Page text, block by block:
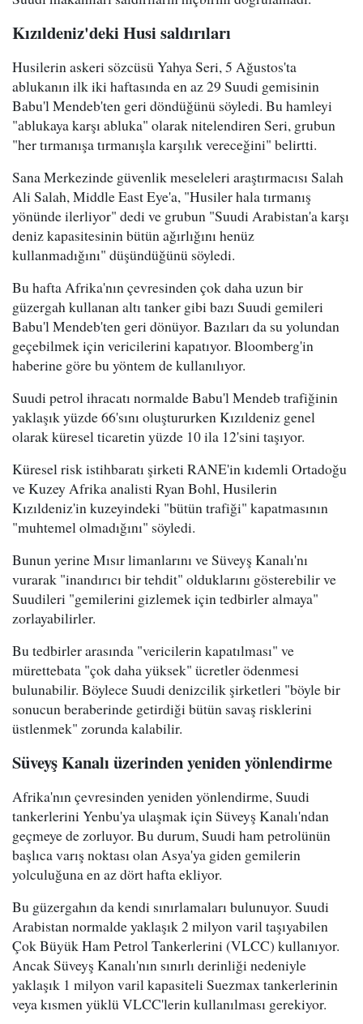
Kızıldeniz'deki Husi saldırıları
Husilerin askeri sözcüsü Yahya Seri, 5 Ağustos'ta
ablukanın ilk iki haftasında en az 29 Suudi gemisinin
Babu'l Mendeb'ten geri döndüğünü söyledi. Bu hamleyi
"ablukaya karşı abluka" olarak nitelendiren Seri, grubun
"her tırmanışa tırmanışla karşılık vereceğini" belirtti.
Sana Merkezinde güvenlik meseleleri araştırmacısı Salah
Ali Salah, Middle East Eye'a, "Husiler hala tırmanış
yönünde ilerliyor" dedi ve grubun "Suudi Arabistan'a karşı
deniz kapasitesinin bütün ağırlığını henüz
kullanmadığını" düşündüğünü söyledi.
Bu hafta Afrika'nın çevresinden çok daha uzun bir
güzergah kullanan altı tanker gibi bazı Suudi gemileri
Babu'l Mendeb'ten geri dönüyor. Bazıları da su yolundan
geçebilmek için vericilerini kapatıyor. Bloomberg'in
haberine göre bu yöntem de kullanılıyor.
Suudi petrol ihracatı normalde Babu'l Mendeb trafiğinin
yaklaşık yüzde 66'sını oluştururken Kızıldeniz genel
olarak küresel ticaretin yüzde 10 ila 12'sini taşıyor.
Küresel risk istihbaratı şirketi RANE'in kıdemli Ortadoğu
ve Kuzey Afrika analisti Ryan Bohl, Husilerin
Kızıldeniz'in kuzeyindeki "bütün trafiği" kapatmasının
"muhtemel olmadığını" söyledi.
Bunun yerine Mısır limanlarını ve Süveyş Kanalı'nı
vurarak "inandırıcı bir tehdit" olduklarını gösterebilir ve
Suudileri "gemilerini gizlemek için tedbirler almaya"
zorlayabilirler.
Bu tedbirler arasında "vericilerin kapatılması" ve
mürettebata "çok daha yüksek" ücretler ödenmesi
bulunabilir. Böylece Suudi denizcilik şirketleri "böyle bir
sonucun beraberinde getirdiği bütün savaş risklerini
üstlenmek" zorunda kalabilir.
Süveyş Kanalı üzerinden yeniden yönlendirme
Afrika'nın çevresinden yeniden yönlendirme, Suudi
tankerlerini Yenbu'ya ulaşmak için Süveyş Kanalı'ndan
geçmeye de zorluyor. Bu durum, Suudi ham petrolünün
başlıca varış noktası olan Asya'ya giden gemilerin
yolculuğuna en az dört hafta ekliyor.
Bu güzergahın da kendi sınırlamaları bulunuyor. Suudi
Arabistan normalde yaklaşık 2 milyon varil taşıyabilen
Çok Büyük Ham Petrol Tankerlerini (VLCC) kullanıyor.
Ancak Süveyş Kanalı'nın sınırlı derinliği nedeniyle
yaklaşık 1 milyon varil kapasiteli Suezmax tankerlerinin
veya kısmen yüklü VLCC'lerin kullanılması gerekiyor.